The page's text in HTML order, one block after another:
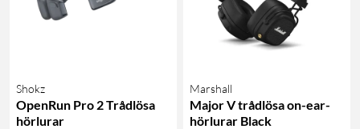
Shokz
OpenRun Pro 2 Trådlösa
hörlurar
Marshall
Major V trådlösa on-ear-
hörlurar Black